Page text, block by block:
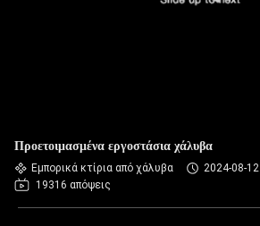
Προετοιμασμένα εργοστάσια χάλυβα
Εμπορικά κτίρια από χάλυβα
2024-08-12
19316 απόψεις